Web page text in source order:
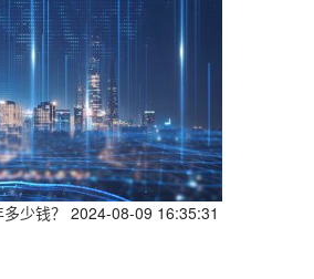
少钱？ 2024-08-09 16:35:31